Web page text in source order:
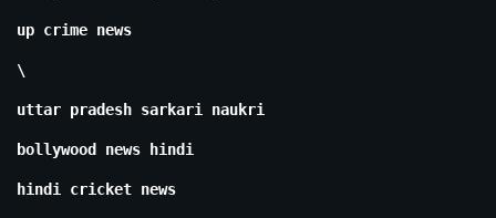
up crime news
\
uttar pradesh sarkari naukri
bollywood news hindi
hindi cricket news